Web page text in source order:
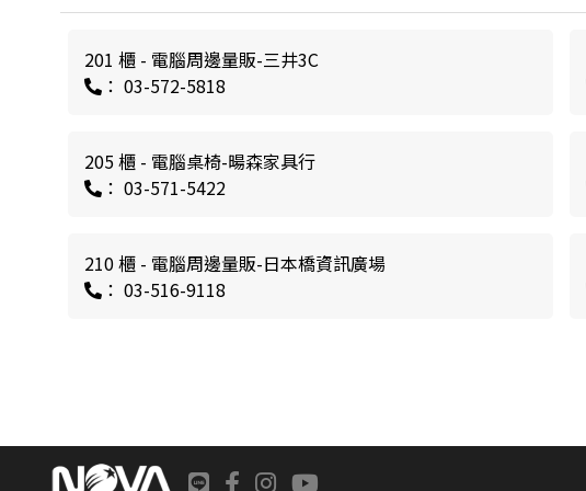
201 櫃 - 電腦周邊量販-三井3C
： 03-572-5818
205 櫃 - 電腦桌椅-暘森家具行
： 03-571-5422
210 櫃 - 電腦周邊量販-日本橋資訊廣場
： 03-516-9118